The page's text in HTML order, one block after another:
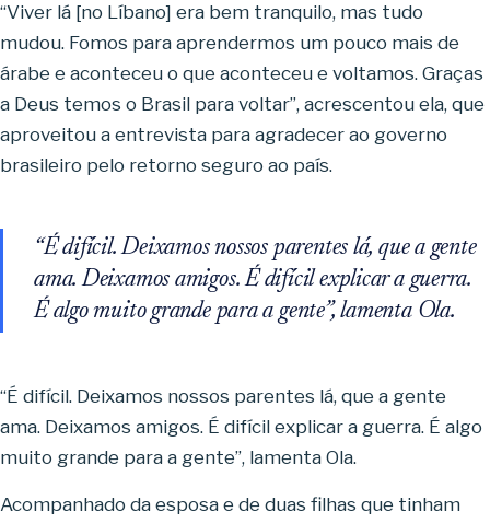
“Viver lá [no Líbano] era bem tranquilo, mas tudo
mudou. Fomos para aprendermos um pouco mais de
árabe e aconteceu o que aconteceu e voltamos. Graças
a Deus temos o Brasil para voltar”, acrescentou ela, que
aproveitou a entrevista para agradecer ao governo
brasileiro pelo retorno seguro ao país.
“É difícil. Deixamos nossos parentes lá, que a gente
ama. Deixamos amigos. É difícil explicar a guerra.
É algo muito grande para a gente”, lamenta Ola.
“É difícil. Deixamos nossos parentes lá, que a gente
ama. Deixamos amigos. É difícil explicar a guerra. É algo
muito grande para a gente”, lamenta Ola.
Acompanhado da esposa e de duas filhas que tinham